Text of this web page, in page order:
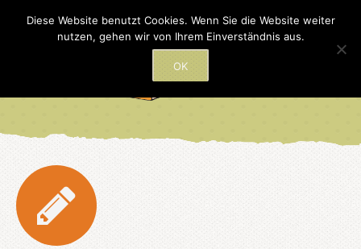
Diese Website benutzt Cookies. Wenn Sie die Website weiter
nutzen, gehen wir von Ihrem Einverständnis aus.
OK